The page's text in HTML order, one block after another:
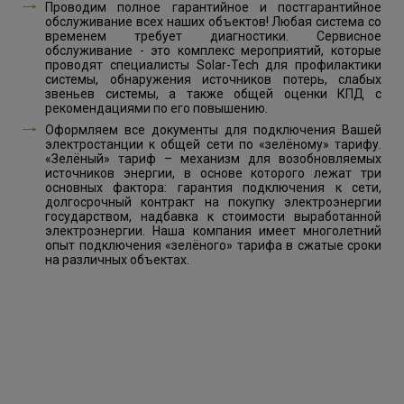
Проводим полное гарантийное и постгарантийное
обслуживание всех наших объектов! Любая система со
временем требует диагностики. Сервисное
обслуживание - это комплекс мероприятий, которые
проводят специалисты Solar-Tech для профилактики
системы, обнаружения источников потерь, слабых
звеньев системы, а также общей оценки КПД с
рекомендациями по его повышению.
Оформляем все документы для подключения Вашей
электростанции к общей сети по «зелёному» тарифу.
«Зелёный» тариф – механизм для возобновляемых
источников энергии, в основе которого лежат три
основных фактора: гарантия подключения к сети,
долгосрочный контракт на покупку электроэнергии
государством, надбавка к стоимости выработанной
электроэнергии. Наша компания имеет многолетний
опыт подключения «зелёного» тарифа в сжатые сроки
на различных объектах.